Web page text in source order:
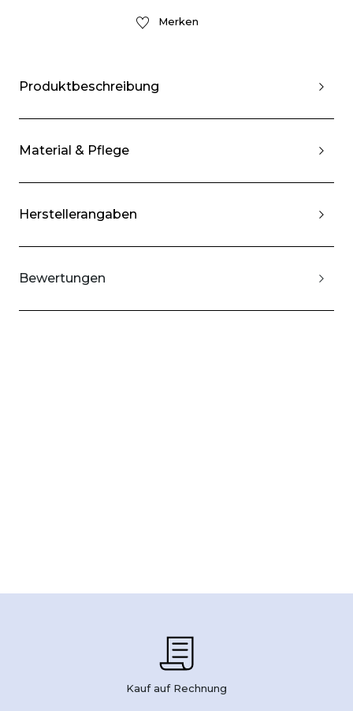
Merken
Produktbeschreibung
Material & Pflege
Herstellerangaben
Bewertungen
Kauf auf Rechnung